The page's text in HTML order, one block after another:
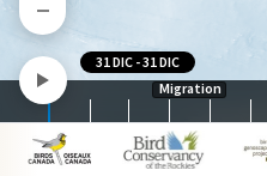
Migration
31 DIC -31 DIC